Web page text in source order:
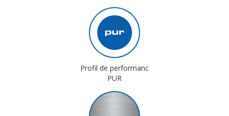
Profil de performanc
PUR